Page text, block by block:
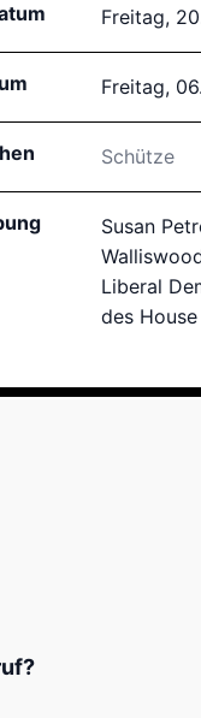
Freitag,
Freitag,
Schütze
Susan
Liberal
des